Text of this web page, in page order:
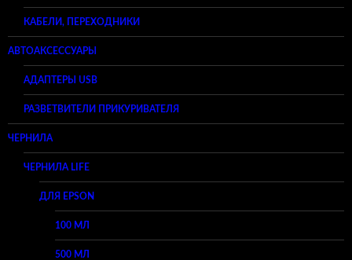
КАБЕЛИ, ПЕРЕХОДНИКИ
АВТОАКСЕССУАРЫ
АДАПТЕРЫ USB
РАЗВЕТВИТЕЛИ ПРИКУРИВАТЕЛЯ
ЧЕРНИЛА
ЧЕРНИЛА LIFE
ДЛЯ EPSON
100 МЛ
500 МЛ